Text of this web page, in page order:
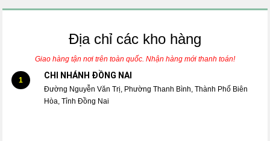
Địa chỉ các kho hàng
Giao hàng tận nơi trên toàn quốc. Nhận hàng mới thanh toán!
1 CHI NHÁNH ĐỒNG NAI
Đường Nguyễn Văn Trị, Phường Thanh Bình, Thành Phố Biên
Hòa, Tỉnh Đồng Nai